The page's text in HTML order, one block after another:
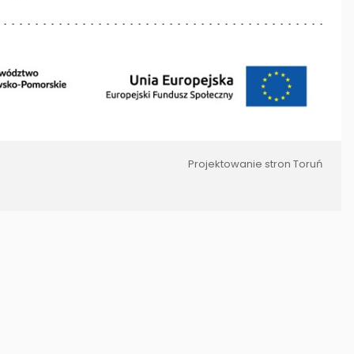
Projektowanie stron Toruń